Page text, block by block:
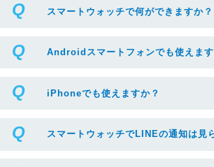
スマートウォッチで何ができますか？
Androidスマートフォンでも使えます
iPhoneでも使えますか？
スマートウォッチでLINEの通知は見